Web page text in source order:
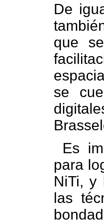
De
que
se
Es
para
NiTi, y
las